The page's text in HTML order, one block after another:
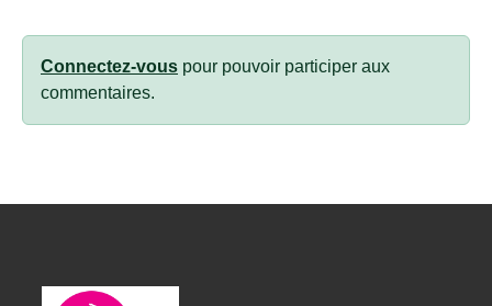
Connectez-vous pour pouvoir participer aux
commentaires.